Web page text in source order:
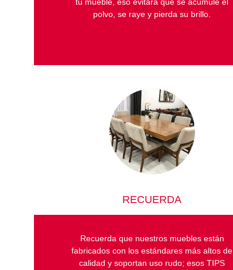
tu mueble, eso evitará que se acumule el
polvo, se raye y pierda su brillo.
RECUERDA
Recuerda que nuestros muebles están
fabricados con los estándares más altos de
calidad y soportan uso rudo; esos TIPS